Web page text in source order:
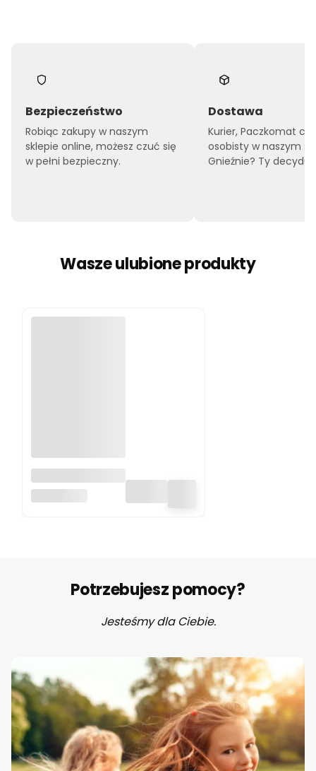
Bezpieczeństwo
Robiąc zakupy w naszym
sklepie online, możesz czuć się
w pełni bezpieczny.
Dostawa
Kurier, Paczkomat
osobisty w naszym
Gnieźnie? Ty
Wasze ulubione produkty
3 el. Dreamy
Mermaid Little
Potrzebujesz pomocy?
Jesteśmy dla Ciebie.